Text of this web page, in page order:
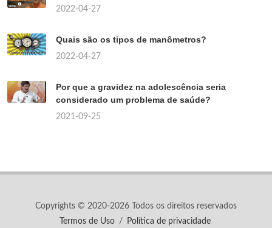
2022-04-27
Quais são os tipos de manômetros?
2022-04-27
Por que a gravidez na adolescência seria
considerado um problema de saúde?
2021-09-25
Copyrights © 2020-2026 Todos os direitos reservados
Termos de Uso / Política de privacidade